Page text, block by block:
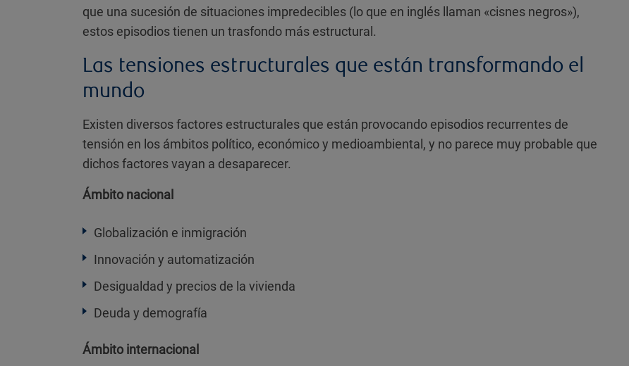
que una sucesión de situaciones impredecibles (lo que en inglés llaman «cisnes negros»),
estos episodios tienen un trasfondo más estructural.
Las tensiones estructurales que están transformando el
mundo
Existen diversos factores estructurales que están provocando episodios recurrentes de
tensión en los ámbitos político, económico y medioambiental, y no parece muy probable que
dichos factores vayan a desaparecer.
Ámbito nacional
Globalización e inmigración
Innovación y automatización
Desigualdad y precios de la vivienda
Deuda y demografía
Ámbito internacional